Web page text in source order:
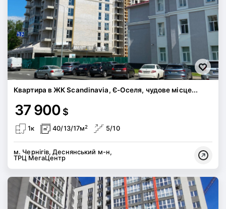
Квартира в ЖК Scandinavia, Є-Оселя, чудове місце...
37 900 $
1к 40/13/17м2 5/10
м. Чернігів, Деснянський м-н,
ТРЦ МегаЦентр